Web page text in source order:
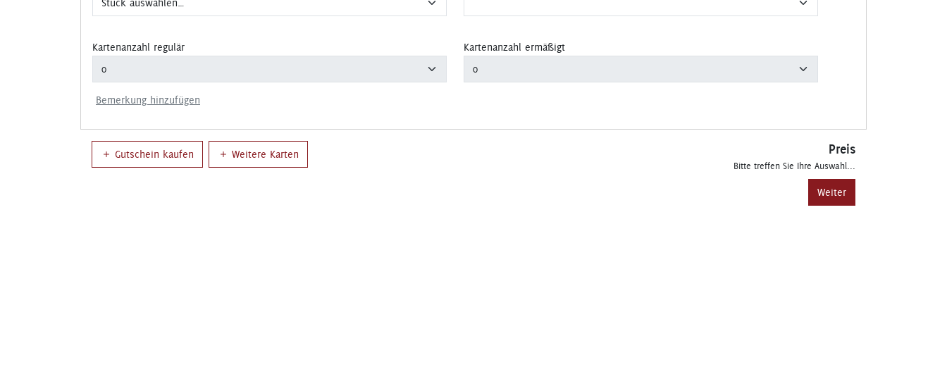
Kartenanzahl regulär Kartenanzahl ermäßigt
Bemerkung hinzufügen
Gutschein kaufen Weitere Karten Preis
Bitte treffen Sie Ihre Auswahl...
Weiter